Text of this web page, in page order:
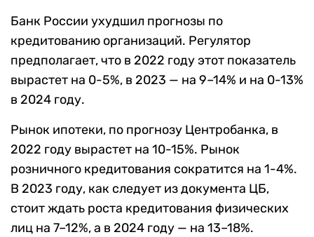
Банк России ухудшил прогнозы по
кредитованию организаций. Регулятор
предполагает, что в 2022 году этот показатель
вырастет на 0-5%, в 2023 — на 9–14% и на 0-13%
в 2024 году.
Рынок ипотеки, по прогнозу Центробанка, в
2022 году вырастет на 10-15%. Рынок
розничного кредитования сократится на 1-4%.
В 2023 году, как следует из документа ЦБ,
стоит ждать роста кредитования физических
лиц на 7–12%, а в 2024 году — на 13–18%.